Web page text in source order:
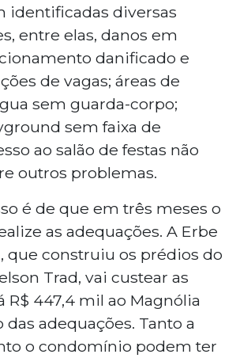
identificadas diversas
entre elas, danos em
danificado e
de vagas; áreas de
sem guarda-corpo;
sem faixa de
ao salão de festas não
outros problemas.
é de que em três meses o
as adequações. A Erbe
que construiu os prédios do
Trad, vai custear as
R$ 447,4 mil ao Magnólia
das adequações. Tanto a
o condomínio podem ter